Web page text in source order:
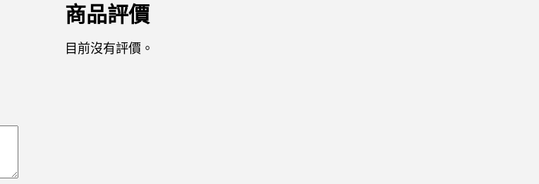
商品評價
目前沒有評價。